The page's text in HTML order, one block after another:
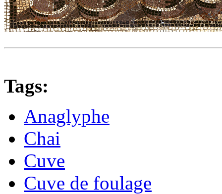
Tags:
Anaglyphe
Chai
Cuve
Cuve de foulage